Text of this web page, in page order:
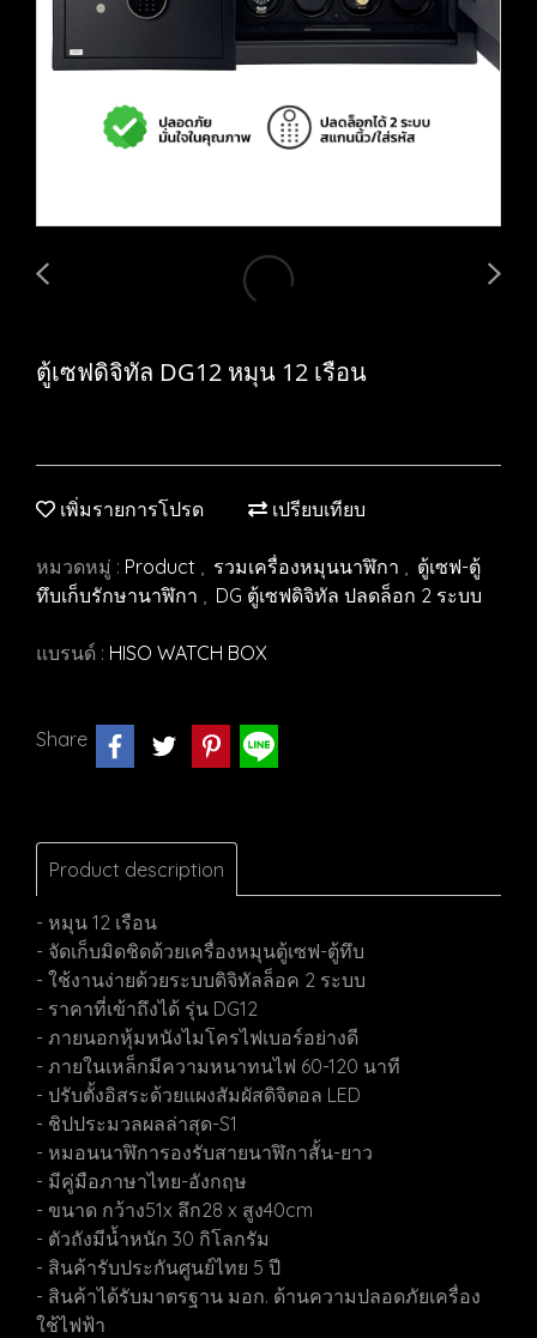
ตู้เซฟดิจิทัล DG12 หมุน 12 เรือน
เพิ่มรายการโปรด เปรียบเทียบ
หมวดหมู่ : Product , รวมเครื่องหมุนนาฬิกา , ตู้เซฟ-ตู้
ทึบเก็บรักษานาฬิกา , DG ตู้เซฟดิจิทัล ปลดล็อก 2 ระบบ
แบรนด์ : HISO WATCH BOX
Share
Product description
- หมุน 12 เรือน
- จัดเก็บมิดชิดด้วยเครื่องหมุนตู้เซฟ-ตู้ทึบ
- ใช้งานง่ายด้วยระบบดิจิทัลล็อค 2 ระบบ
- ราคาที่เข้าถึงได้ รุ่น DG12
- ภายนอกหุ้มหนังไมโครไฟเบอร์อย่างดี
- ภายในเหล็กมีความหนาทนไฟ 60-120 นาที
- ปรับตั้งอิสระด้วยแผงสัมผัสดิจิตอล LED
- ชิปประมวลผลล่าสุด-S1
- หมอนนาฬิการองรับสายนาฬิกาสั้น-ยาว
- มีคู่มือภาษาไทย-อังกฤษ
- ขนาด กว้าง51x ลึก28 x สูง40cm
- ตัวถังมีน้ำหนัก 30 กิโลกรัม
- สินค้ารับประกันศูนย์ไทย 5 ปี
- สินค้าได้รับมาตรฐาน มอก. ด้านความปลอดภัยเครื่อง
ใช้ไฟฟ้า